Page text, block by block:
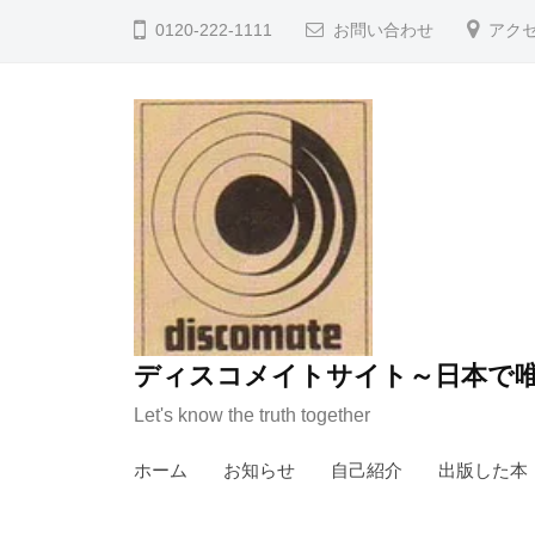
0120-222-1111 お問い合わせ アク
ディスコメイトサイト～日本で
Let's know the truth together
ホーム お知らせ 自己紹介 出版した本